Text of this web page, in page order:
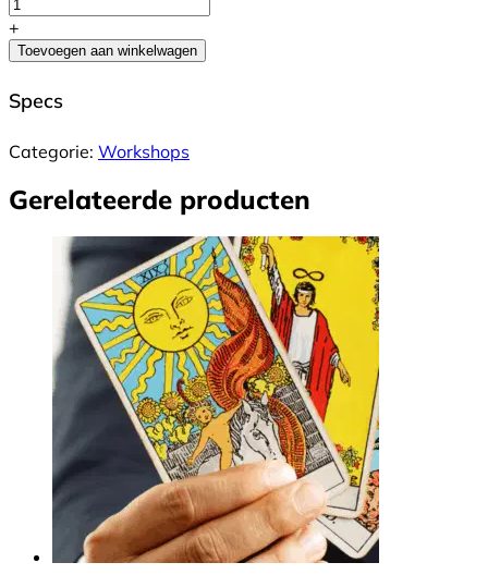
+
Toevoegen aan winkelwagen
Specs
Categorie: Workshops
Gerelateerde producten